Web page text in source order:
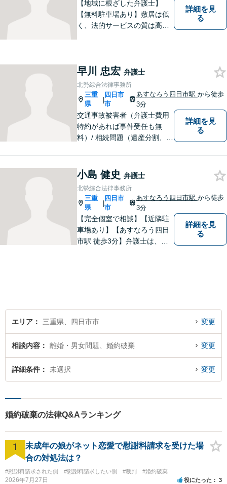
【地域に根ざした弁護士】
【無料駐車場あり】敷居は低
く、法的サービスの質は高く
題／離婚問題／相続問題／企
業法務など、幅広く対応可
能。【明確な料金体系】どう
ぞご連絡ください。
詳細を見
る
早川 忠宏 弁護士
北勢綜合法律事務所
三重
県
|
四日市
市
あすなろう四日市駅 から徒歩
3分
交通事故被害者（弁護士費用
特約があれば事件受任も無
料）/ 相続問題（遺産分割、遺
詳細を見
る
小島 健史 弁護士
北勢綜合法律事務所
三重
県
|
四日市
市
あすなろう四日市駅 から徒歩
3分
【完全個室で相談】【近隣駐
車場あり】【あすなろう四日
市駅 徒歩3分】弁護士は、依
詳細を見
る
エリア 三重県、四日市市 変更
相談内容 離婚・男女問題、婚約破棄 変更
詳細条件 未選択 変更
婚約破棄の法律Q&Aランキング
1
未成年の娘がネット恋愛で慰謝料請求を受けた場
合の対処法は？
#慰謝料請求された側 #慰謝料請求したい側 #裁判 #婚約破棄
2026年7月27日 役にたった 3